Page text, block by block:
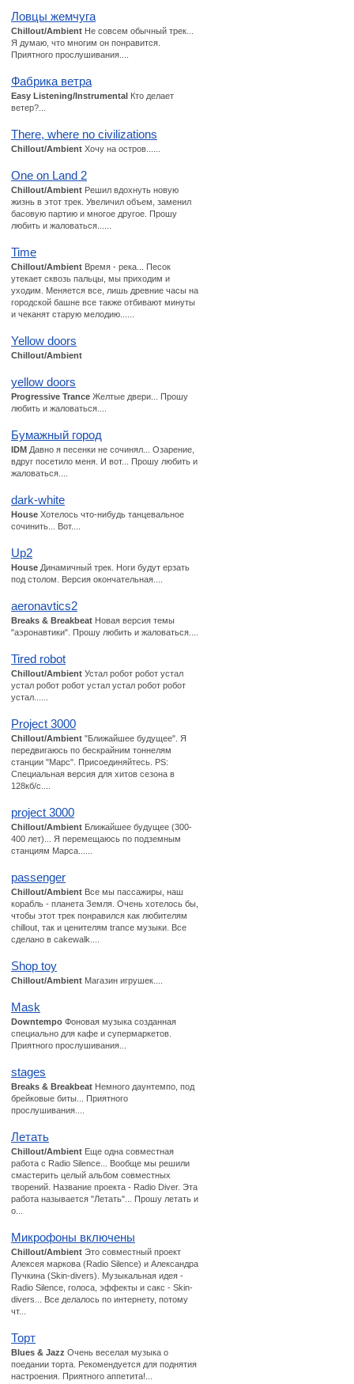
Ловцы жемчуга
Chillout/Ambient Не совсем обычный трек...
Я думаю, что многим он понравится.
Приятного прослушивания....
Фабрика ветра
Easy Listening/Instrumental Кто делает
ветер?...
There, where no civilizations
Chillout/Ambient Хочу на остров......
One on Land 2
Chillout/Ambient Решил вдохнуть новую
жизнь в этот трек. Увеличил объем, заменил
басовую партию и многое другое. Прошу
любить и жаловаться......
Time
Chillout/Ambient Время - река... Песок
утекает сквозь пальцы, мы приходим и
уходим. Меняется все, лишь древние часы на
городской башне все также отбивают минуты
и чеканят старую мелодию......
Yellow doors
Chillout/Ambient
yellow doors
Progressive Trance Желтые двери... Прошу
любить и жаловаться....
Бумажный город
IDM Давно я песенки не сочинял... Озарение,
вдруг посетило меня. И вот... Прошу любить и
жаловаться....
dark-white
House Хотелось что-нибудь танцевальное
сочинить... Вот....
Up2
House Динамичный трек. Ноги будут ерзать
под столом. Версия окончательная....
aeronavtics2
Breaks & Breakbeat Новая версия темы
"аэронавтики". Прошу любить и жаловаться....
Tired robot
Chillout/Ambient Устал робот робот устал
устал робот робот устал устал робот робот
устал......
Project 3000
Chillout/Ambient "Ближайшее будущее". Я
передвигаюсь по бескрайним тоннелям
станции "Марс". Присоединяйтесь. PS:
Специальная версия для хитов сезона в
128кб/с....
project 3000
Chillout/Ambient Ближайшее будущее (300-
400 лет)... Я перемещаюсь по подземным
станциям Марса......
passenger
Chillout/Ambient Все мы пассажиры, наш
корабль - планета Земля. Очень хотелось бы,
чтобы этот трек понравился как любителям
chillout, так и ценителям trance музыки. Все
сделано в cakewalk....
Shop toy
Chillout/Ambient Магазин игрушек....
Mask
Downtempo Фоновая музыка созданная
специально для кафе и супермаркетов.
Приятного прослушивания...
stages
Breaks & Breakbeat Немного даунтемпо, под
брейковые биты... Приятного
прослушивания....
Летать
Chillout/Ambient Еще одна совместная
работа с Radio Silence... Вообще мы решили
смастерить целый альбом совместных
творений. Название проекта - Radio Diver. Эта
работа называется "Летать"... Прошу летать и
о...
Микрофоны включены
Chillout/Ambient Это совместный проект
Алексея маркова (Radio Silence) и Александра
Пучкина (Skin-divers). Музыкальная идея -
Radio Silence, голоса, эффекты и сакс - Skin-
divers... Все делалось по интернету, потому
чт...
Торт
Blues & Jazz Очень веселая музыка о
поедании торта. Рекомендуется для поднятия
настроения. Приятного аппетита!...